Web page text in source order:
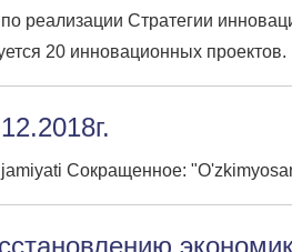
Стратегии
20 инновационных проектов.
Сокращенное: